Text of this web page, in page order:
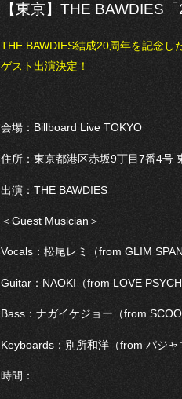
【東京】THE BAWDIES
THE BAWDIES結成20周年を記念し
ゲスト出演決定！
会場：Billboard Live TOKYO
住所：東京都港区赤坂9丁目7番4号
出演：THE BAWDIES
＜Guest Musician＞
Vocals：松尾レミ（from GLIM
Guitar：NAOKI（from LOVE
Bass：ナガイケジョー（from
Keyboards：別所和洋（from パジャ
時間：